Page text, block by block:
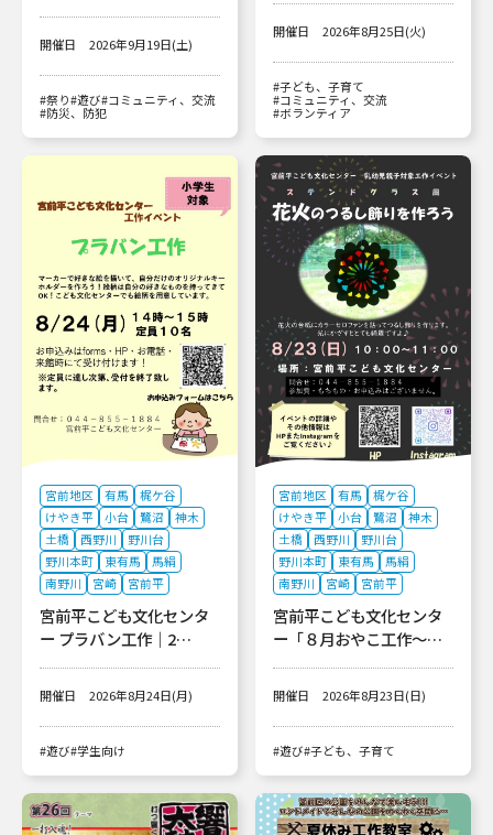
開催日 2026年9月19日(土)
#祭り#遊び#コミュニティ、交流
#防災、防犯
開催日 2026年8月25日(火)
#子ども、子育て
#コミュニティ、交流
#ボランティア
宮前地区 有馬
梶ケ谷
けやき平
小台 鷺沼
神木
土橋
西野川
野川台
野川本町
東有馬
馬絹
南野川
宮崎 宮前平
宮前平こども文化センタ
ー プラバン工作｜2…
開催日 2026年8月24日(月)
#遊び#学生向け
宮前地区 有馬
梶ケ谷
けやき平
小台 鷺沼
神木
土橋
西野川
野川台
野川本町
東有馬
馬絹
南野川
宮崎 宮前平
宮前平こども文化センタ
ー「８月おやこ工作～…
開催日 2026年8月23日(日)
#遊び#子ども、子育て